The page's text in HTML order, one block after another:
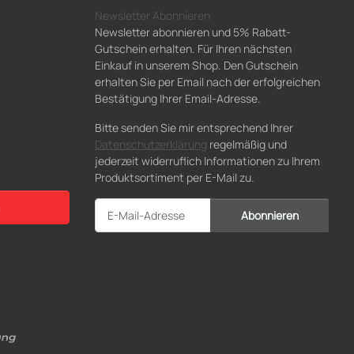
Newsletter Abonnieren
Newsletter abonnieren und 5% Rabatt-
Gutschein erhalten. Für Ihren nächsten
Einkauf in unserem Shop. Den Gutschein
erhalten Sie per Email nach der erfolgreichen
Bestätigung Ihrer Email-Adresse.
Bitte senden Sie mir entsprechend Ihrer
Datenschutzerklärung regelmäßig und
jederzeit widerruflich Informationen zu Ihrem
Produktsortiment per E-Mail zu.
Abonnieren